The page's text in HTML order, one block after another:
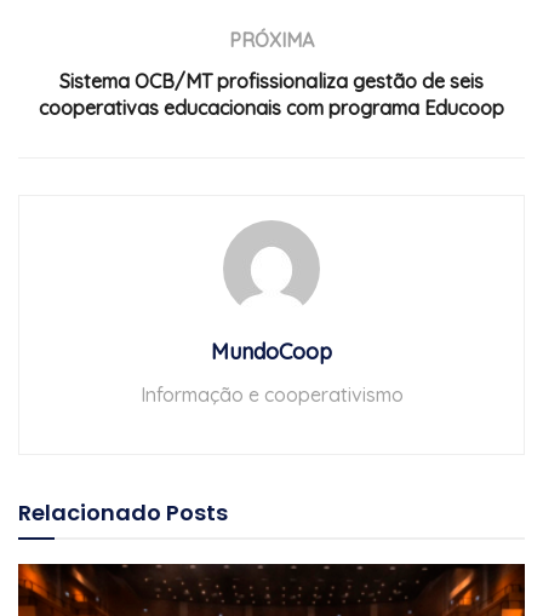
PRÓXIMA
Sistema OCB/MT profissionaliza gestão de seis
cooperativas educacionais com programa Educoop
MundoCoop
Informação e cooperativismo
Relacionado Posts